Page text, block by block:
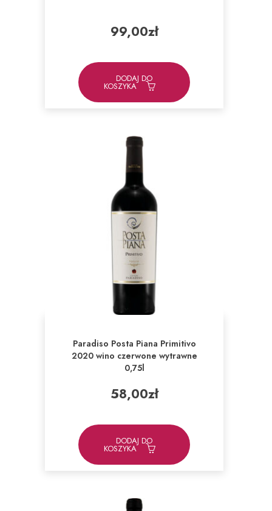
99,00zł
DODAJ DO
KOSZYKA
Paradiso Posta Piana Primitivo
2020 wino czerwone wytrawne
0,75l
58,00zł
DODAJ DO
KOSZYKA